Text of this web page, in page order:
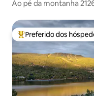
Entre os melhores
Preferido dos